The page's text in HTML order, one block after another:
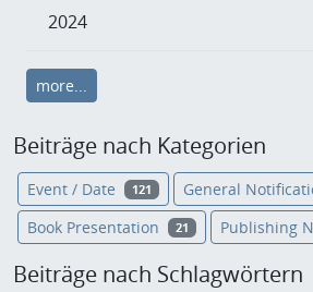
2024
more...
Beiträge nach Kategorien
Event / Date 121 General
Book Presentation 21 Publishing
Beiträge nach Schlagwörtern